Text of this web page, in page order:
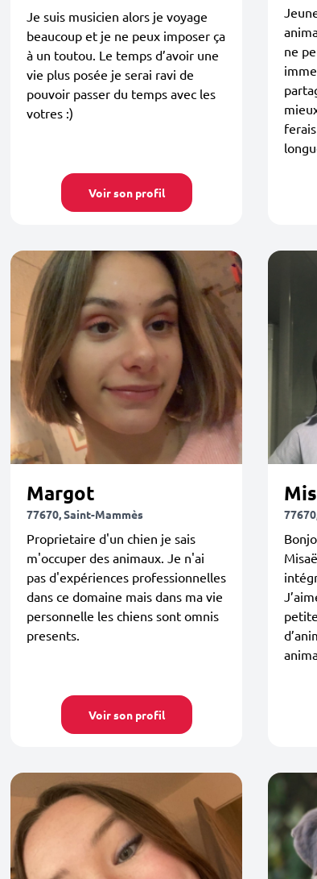
Je suis musicien alors je voyage
beaucoup et je ne peux imposer ça
à un toutou. Le temps d’avoir une
vie plus posée je serai ravi de
pouvoir passer du temps avec les
votres :)
Voir son profil
ne
Margot
77670, Saint-Mammès
Proprietaire d'un chien je sais
m'occuper des animaux. Je n'ai
pas d'expériences professionnelles
dans ce domaine mais dans ma vie
personnelle les chiens sont omnis
presents.
Voir son profil